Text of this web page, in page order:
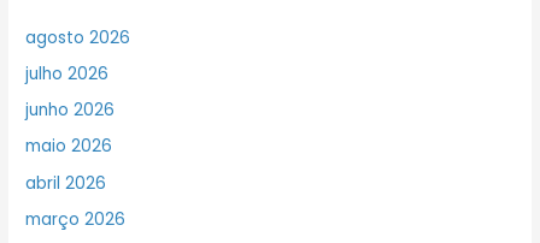
agosto 2026
julho 2026
junho 2026
maio 2026
abril 2026
março 2026